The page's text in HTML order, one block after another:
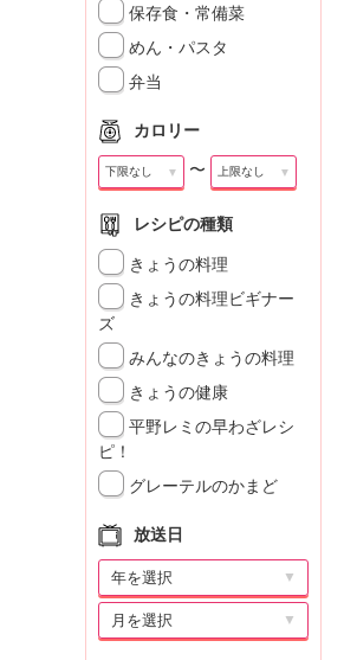
保存食・常備菜
めん・パスタ
弁当
カロリー
▼ 〜 ▼
レシピの種類
きょうの料理
きょうの料理ビギナー
ズ
みんなのきょうの料理
きょうの健康
平野レミの早わざレシ
ピ！
グレーテルのかまど
放送日
▼
▼